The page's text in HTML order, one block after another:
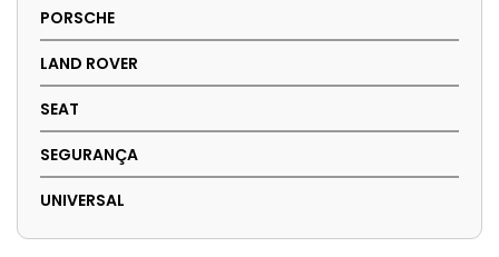
PORSCHE
LAND ROVER
SEAT
SEGURANÇA
UNIVERSAL